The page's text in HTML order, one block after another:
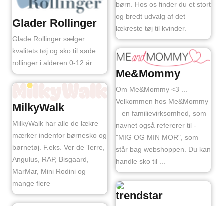
Glader Rollinger
Glade Rollinger sælger
kvalitets tøj og sko til søde
rollinger i alderen 0-12 år
MilkyWalk
MilkyWalk har alle de lækre
mærker indenfor børnesko og
børnetøj. F.eks. Ver de Terre,
Angulus, RAP, Bisgaard,
MarMar, Mini Rodini og
mange flere
børn. Hos os finder du et stort
og bredt udvalg af det
lækreste tøj til kvinder.
Me&Mommy
Om Me&Mommy <3 ...
Velkommen hos Me&Mommy
– en familievirksomhed, som
navnet også refererer til -
"MIG OG MIN MOR", som
står bag webshoppen. Du kan
handle sko til ...
trendstar